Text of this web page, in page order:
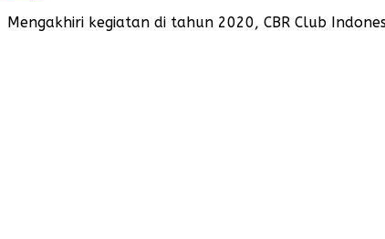
Mengakhiri kegiatan di tahun 2020, CBR Club